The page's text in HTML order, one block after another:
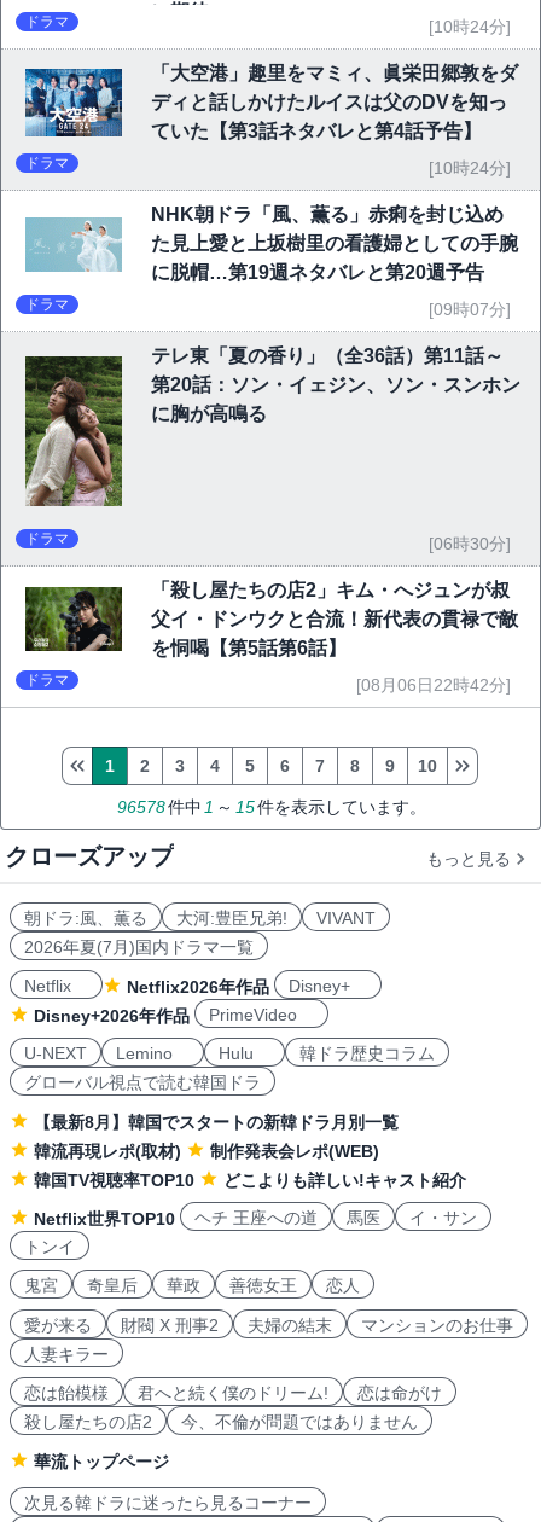
に期待
ドラマ [10時24分]
「大空港」趣里をマミィ、眞栄田郷敦をダ
ディと話しかけたルイスは父のDVを知っ
ていた【第3話ネタバレと第4話予告】
ドラマ [10時24分]
NHK朝ドラ「風、薫る」赤痢を封じ込め
た見上愛と上坂樹里の看護婦としての手腕
に脱帽…第19週ネタバレと第20週予告
ドラマ [09時07分]
テレ東「夏の香り」（全36話）第11話～
第20話：ソン・イェジン、ソン・スンホン
に胸が高鳴る
ドラマ [06時30分]
「殺し屋たちの店2」キム・へジュンが叔
父イ・ドンウクと合流！新代表の貫禄で敵
を恫喝【第5話第6話】
ドラマ [08月06日22時42分]
96578件中 1 ～ 15件を表示しています。
1 2 3 4 5 6 7 8 9 10
クローズアップ もっと見る
朝ドラ:風、薫る 大河:豊臣兄弟!
VIVANT
2026年夏(7月)国内ドラマ一覧
Netflix
Netflix2026年作品
Disney+
Disney+2026年作品
PrimeVideo
U-NEXT
Lemino Hulu
韓ドラ歴史コラム
グローバル視点で読む韓国ドラ
【最新8月】韓国でスタートの新韓ドラ月別一覧
韓流再現レポ(取材)
制作発表会レポ(WEB)
韓国TV視聴率TOP10
どこよりも詳しい!キャスト紹介
Netflix世界TOP10
ヘチ 王座への道 馬医
イ・サン
トンイ
鬼宮
奇皇后 華政 善徳女王 恋人
愛が来る 財閥 X 刑事2 夫婦の結末
マンションのお仕事
人妻キラー
恋は飴模様
君へと続く僕のドリーム!
恋は命がけ
殺し屋たちの店2
今、不倫が問題ではありません
華流トップページ
次見る韓ドラに迷ったら見るコーナー